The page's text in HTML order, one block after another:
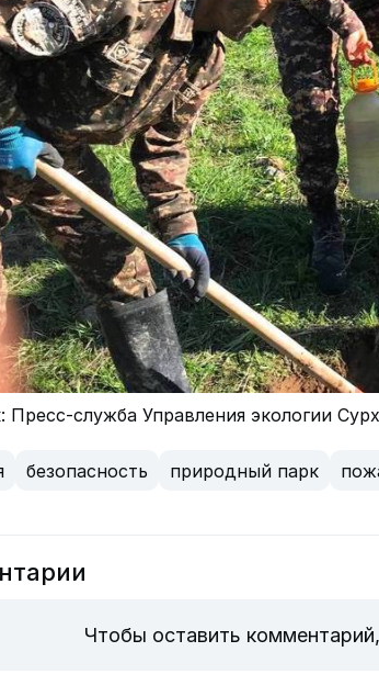
Пресс-служба Управления экологии
безопасность природный парк
Чтобы оставить